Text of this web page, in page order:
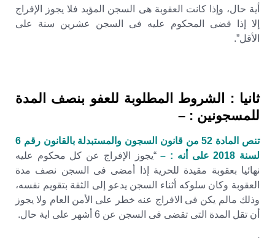
أية حال، وإذا كانت العقوبة هى السجن المؤبد فلا يجوز الإفراج
إلا إذا قضى المحكوم عليه فى السجن عشرين سنة على
الأقل”.
ثانيا : الشروط المطلوبة للعفو بنصف المدة
للمسجونين : –
تنص المادة 52 من قانون السجون والمستبدلة بالقانون رقم 6
لسنة 2018 على أنه : –
“يجوز الإفراج عن كل محكوم عليه
نهائيا بعقوبة مقيدة للحرية إذا أمضى فى السجن نصف مدة
العقوبة وكان سلوكه أثناء السجن يدعو إلى الثقة بتقويم نفسه،
وذلك مالم يكن فى الافراج عنه خطر على الأمن العام ولا يجوز
أن تقل المدة التى تقضى فى السجن عن 6 أشهر على اية حال.